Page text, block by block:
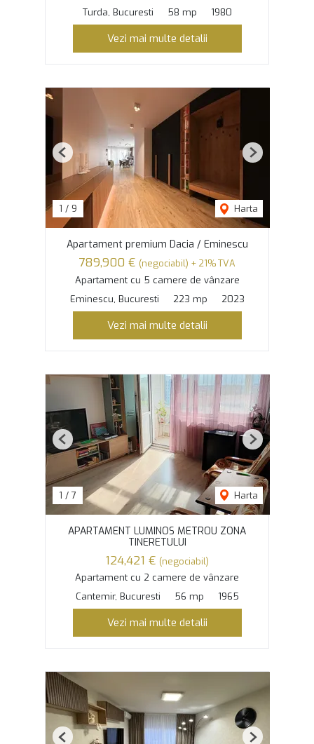
Turda, Bucuresti
58 mp 1980
Vezi mai multe detalii
1 / 9 Harta
Previous Next
Apartament premium Dacia / Eminescu
789,900 € (negociabil) + 21% TVA
Apartament cu 5 camere de vânzare
Eminescu, Bucuresti
223 mp 2023
Vezi mai multe detalii
1 / 7 Harta
Previous Next
APARTAMENT LUMINOS METROU ZONA
TINERETULUI
124,421 € (negociabil)
Apartament cu 2 camere de vânzare
Cantemir, Bucuresti
56 mp 1965
Vezi mai multe detalii